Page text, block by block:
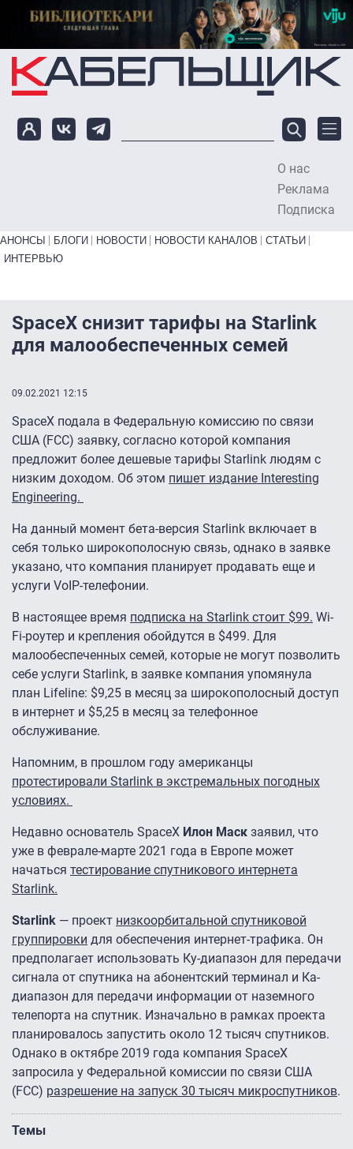
Перейти к основному содержанию
О нас
Реклама
Подписка
Primary links bottom
АНОНСЫ БЛОГИ НОВОСТИ НОВОСТИ КАНАЛОВ
СТАТЬИ
ИНТЕРВЬЮ
SpaceX снизит тарифы на Starlink
для малообеспеченных семей
09.02.2021 12:15
SpaceX подала в Федеральную комиссию по связи
США (FCC) заявку, согласно которой компания
предложит более дешевые тарифы Starlink людям с
низким доходом. Об этом пишет издание Interesting
Engineering.
На данный момент бета-версия Starlink включает в
себя только широкополосную связь, однако в заявке
указано, что компания планирует продавать еще и
услуги VoIP-телефонии.
В настоящее время подписка на Starlink стоит $99. Wi-
Fi-роутер и крепления обойдутся в $499. Для
малообеспеченных семей, которые не могут позволить
себе услуги Starlink, в заявке компания упомянула
план Lifeline: $9,25 в месяц за широкополосный доступ
в интернет и $5,25 в месяц за телефонное
обслуживание.
Напомним, в прошлом году американцы
протестировали Starlink в экстремальных погодных
условиях.
Недавно основатель SpaceX Илон Маск заявил, что
уже в феврале-марте 2021 года в Европе может
начаться тестирование спутникового интернета
Starlink.
Starlink — проект низкоорбитальной спутниковой
группировки для обеспечения интернет-трафика. Он
предполагает использовать Ку-диапазон для передачи
сигнала от спутника на абонентский терминал и Ка-
диапазон для передачи информации от наземного
телепорта на спутник. Изначально в рамках проекта
планировалось запустить около 12 тысяч спутников.
Однако в октябре 2019 года компания SpaceX
запросила у Федеральной комиссии по связи США
(FCC) разрешение на запуск 30 тысяч микроспутников.
Темы